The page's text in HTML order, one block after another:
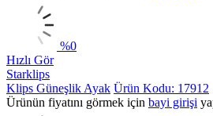
%0
Hızlı Gör
Starklips
Klips Güneşlik Ayak Ürün Kodu: 17912
Ürünün fiyatını görmek için bayi girişi